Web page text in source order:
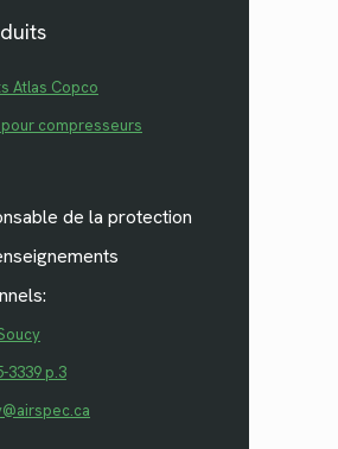
Atlas Copco
compresseurs
de la protection
3339 p.3